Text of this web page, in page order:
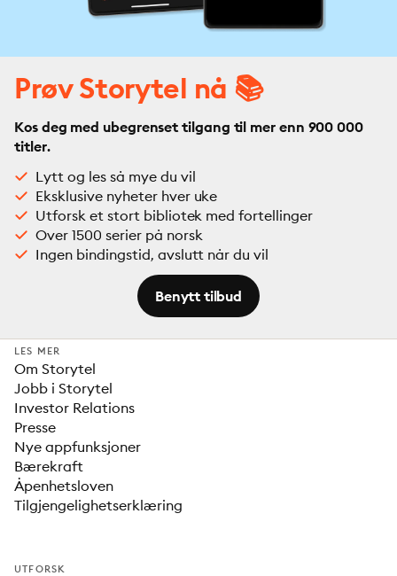
Prøv Storytel nå 📚
Kos deg med ubegrenset tilgang til mer enn 900 000
titler.
Lytt og les så mye du vil
Eksklusive nyheter hver uke
Utforsk et stort bibliotek med fortellinger
Over 1500 serier på norsk
Ingen bindingstid, avslutt når du vil
Benytt tilbud
LES MER
Om Storytel
Jobb i Storytel
Investor Relations
Presse
Nye appfunksjoner
Bærekraft
Åpenhetsloven
Tilgjengelighetserklæring
UTFORSK